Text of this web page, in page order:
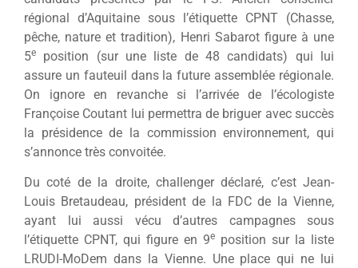
régional d’Aquitaine sous l’étiquette CPNT (Chasse,
pêche, nature et tradition), Henri Sabarot figure à une
5e
position (sur une liste de 48 candidats) qui lui
assure un fauteuil dans la future assemblée régionale.
On ignore en revanche si l’arrivée de l’écologiste
Françoise Coutant lui permettra de briguer avec succès
la présidence de la commission environnement, qui
s’annonce très convoitée.
Du coté de la droite, challenger déclaré, c’est Jean-
Louis Bretaudeau, président de la FDC de la Vienne,
ayant lui aussi vécu d’autres campagnes sous
l’étiquette CPNT, qui figure en 9e position sur la liste
LRUDI-MoDem dans la Vienne. Une place qui ne lui